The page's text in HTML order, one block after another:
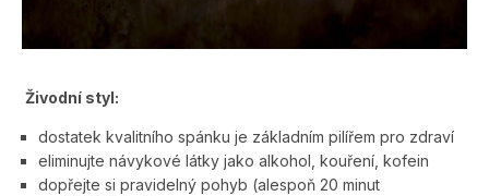
Živodní styl:
dostatek kvalitního spánku je základním pilířem pro zdraví
eliminujte návykové látky jako alkohol, kouření, kofein
dopřejte si pravidelný pohyb (alespoň 20 minut